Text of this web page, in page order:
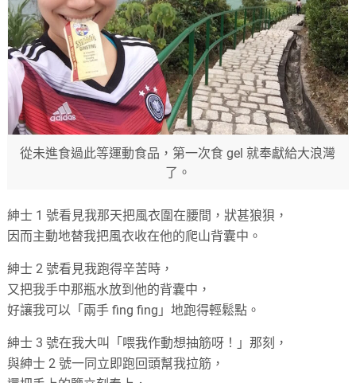
從未進食過此等運動食品，第一次食 gel 就奉獻給大浪灣
了。
紳士 1 號看見我那天把風衣圍在腰間，狀甚狼狽，
因而主動地替我把風衣收在他的爬山背囊中。
紳士 2 號看見我跑得辛苦時，
又把我手中那瓶水放到他的背囊中，
好讓我可以「兩手 fing fing」地跑得輕鬆點。
紳士 3 號在我大叫「喂我作動想抽筋呀！」那刻，
與紳士 2 號一同立即跑回頭幫我拉筋，